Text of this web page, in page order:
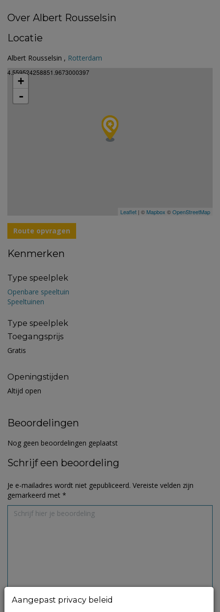
Over Albert Rousselsin
Locatie
Albert Rousselsin , Rotterdam
4.559524258851.9673000397
+
-
Leaflet | © Mapbox ©OpenStreetMap
Route opvragen
Kenmerken
Type speelplek
Openbare speeltuin
Speeltuinen
Type speelplek
Toegangsprijs
Gratis
Openingstijden
Altijd open
Beoordelingen
Nog geen beoordelingen geplaatst
Schrijf een beoordeling
Je e-mailadres wordt niet gepubliceerd. Vereiste velden zijn
gemarkeerd met *
Aangepast privacy beleid